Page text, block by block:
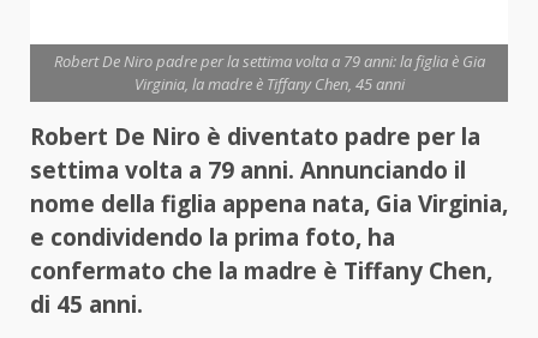
Robert De Niro padre per la settima volta a 79 anni: la figlia è Gia
Virginia, la madre è Tiffany Chen, 45 anni
Robert De Niro è diventato padre per la
settima volta a 79 anni. Annunciando il
nome della figlia appena nata, Gia Virginia,
e condividendo la prima foto, ha
confermato che la madre è Tiffany Chen,
di 45 anni.